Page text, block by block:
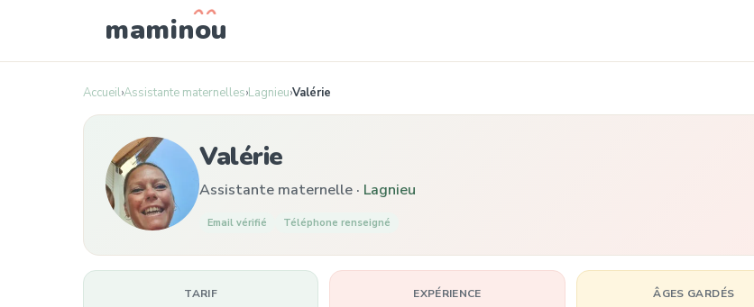
maminou
Accueil›Assistante maternelles›Lagnieu›Valérie
Valérie
Assistante maternelle · Lagnieu
Email vérifié Téléphone renseigné
TARIF EXPÉRIENCE ÂGES GARDÉS